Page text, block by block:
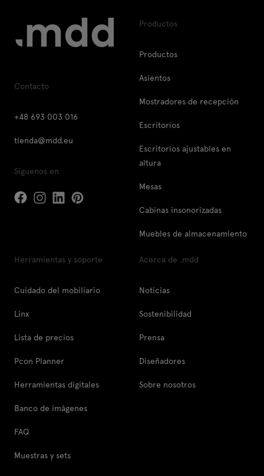
Contacto
+48 693 003 016
tienda@mdd.eu
Síguenos en
Productos
Productos
Asientos
Mostradores de recepción
Escritorios
Escritorios ajustables en
altura
Mesas
Cabinas insonorizadas
Muebles de almacenamiento
Herramientas y soporte
Cuidado del mobiliario
Linx
Lista de precios
Pcon Planner
Herramientas digitales
Banco de imágenes
FAQ
Muestras y sets
Acerca de .mdd
Noticias
Sostenibilidad
Prensa
Diseñadores
Sobre nosotros